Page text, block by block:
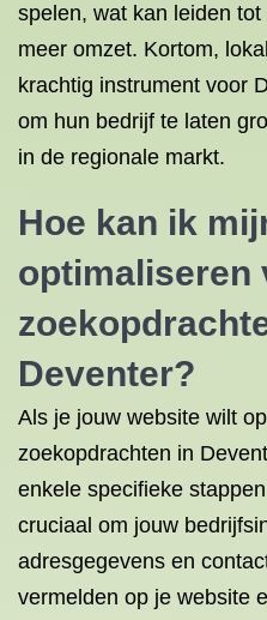
spelen, wat kan leiden
meer omzet. Kortom,
krachtig instrument voor
om hun bedrijf te laten
in de regionale markt.
Hoe kan ik
optimaliseren
Deventer?
Als je jouw website wilt
zoekopdrachten in
enkele specifieke
cruciaal om jouw
adresgegevens en
vermelden op je website